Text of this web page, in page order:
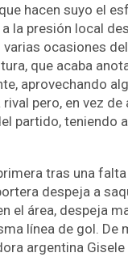
hacen suyo el
la presión local
ocasiones
que acaba
aprovechando
pero, en vez de
partido, teniendo
tras una
despeja a
el área, despeja
línea de gol. De
argentina